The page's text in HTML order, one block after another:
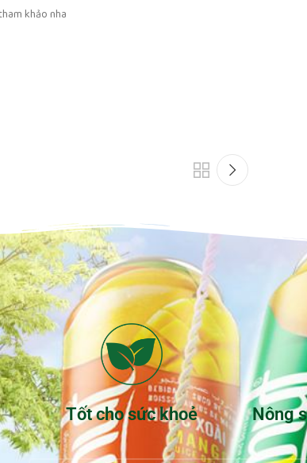
khảo nha
Tốt cho sức khoẻ Nông